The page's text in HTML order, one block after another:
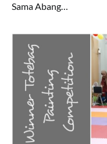
Sama Abang…